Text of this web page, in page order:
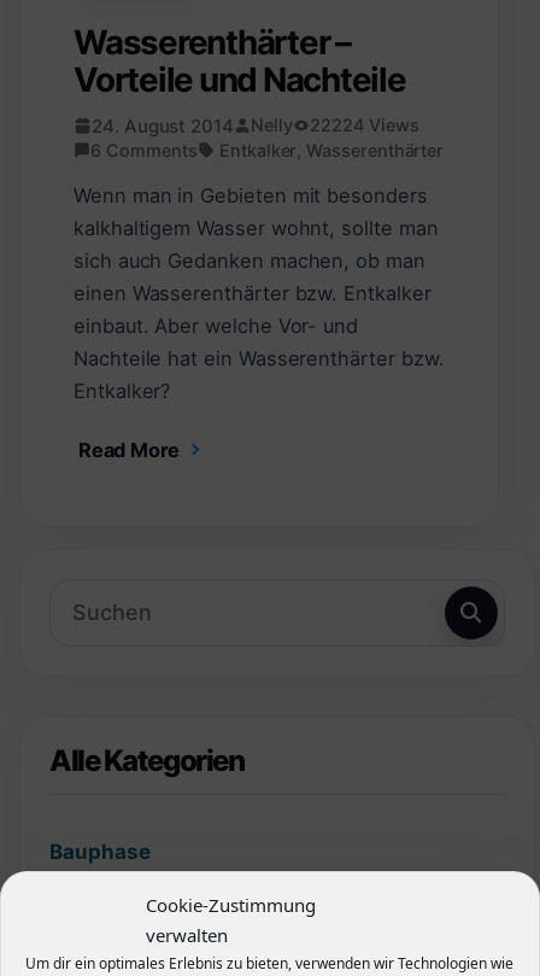
Cookie-Zustimmung
verwalten
Um dir ein optimales Erlebnis zu bieten, verwenden wir Technologien wie
Wasserenthärter –
Vorteile und Nachteile
24. August 2014 Nelly
22224 Views
6 Comments
Entkalker Wasserenthärter
Wenn man in Gebieten mit besonders
kalkhaltigem Wasser wohnt, sollte man
sich auch Gedanken machen, ob man
einen Wasserenthärter bzw. Entkalker
einbaut. Aber welche Vor- und
Nachteile hat ein Wasserenthärter bzw.
Entkalker?
Read More
Alle Kategorien
Bauphase
Finanzierung